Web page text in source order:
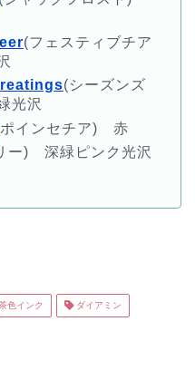
(フェスティブチア
(シーズンズ
光沢
インセチア) 赤
ー) 深緑ピンク光沢
色インク ダイアミン